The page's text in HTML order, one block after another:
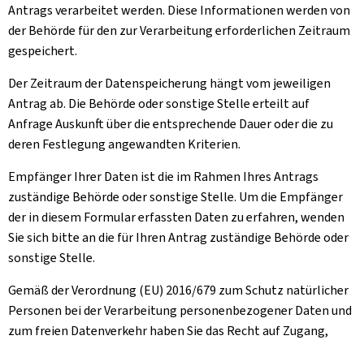
Antrags verarbeitet werden. Diese Informationen werden von
der Behörde für den zur Verarbeitung erforderlichen Zeitraum
gespeichert.
Der Zeitraum der Datenspeicherung hängt vom jeweiligen
Antrag ab. Die Behörde oder sonstige Stelle erteilt auf
Anfrage Auskunft über die entsprechende Dauer oder die zu
deren Festlegung angewandten Kriterien.
Empfänger Ihrer Daten ist die im Rahmen Ihres Antrags
zuständige Behörde oder sonstige Stelle. Um die Empfänger
der in diesem Formular erfassten Daten zu erfahren, wenden
Sie sich bitte an die für Ihren Antrag zuständige Behörde oder
sonstige Stelle.
Gemäß der Verordnung (EU) 2016/679 zum Schutz natürlicher
Personen bei der Verarbeitung personenbezogener Daten und
zum freien Datenverkehr haben Sie das Recht auf Zugang,